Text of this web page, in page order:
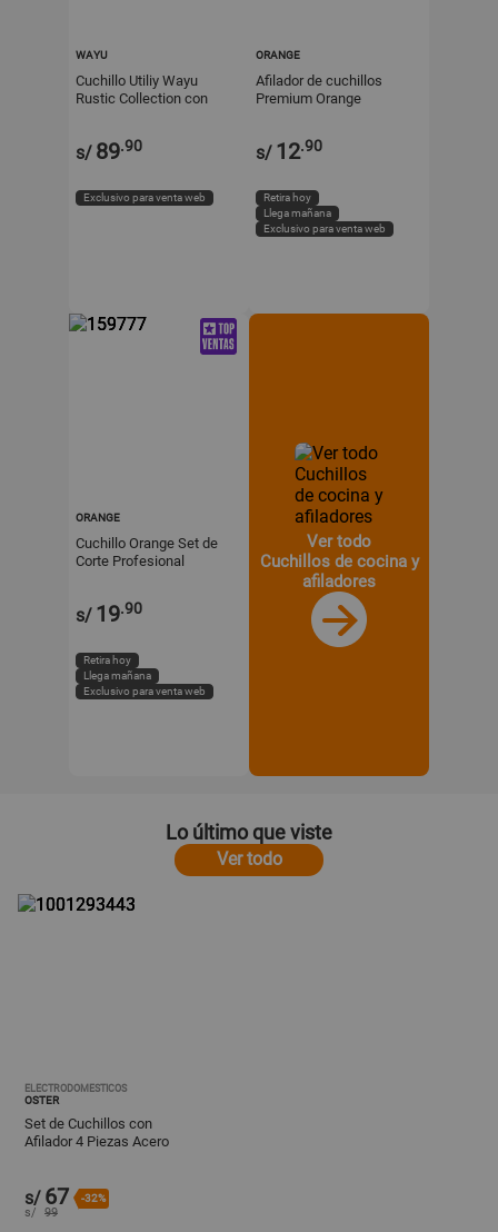
WAYU
Cuchillo Utiliy Wayu
Rustic Collection con
s/ 89.90
Exclusivo para venta web
ORANGE
Afilador de cuchillos
Premium Orange
s/ 12.90
Retira hoy
Llega mañana
Exclusivo para venta web
ORANGE
Cuchillo Orange Set de
Corte Profesional
s/ 19.90
Retira hoy
Llega mañana
Exclusivo para venta web
Ver todo
Cuchillos de cocina y
afiladores
Lo último que viste
Ver todo
ELECTRODOMESTICOS
OSTER
Set de Cuchillos con
Afilador 4 Piezas Acero
s/ 67 -32%
s/ 99